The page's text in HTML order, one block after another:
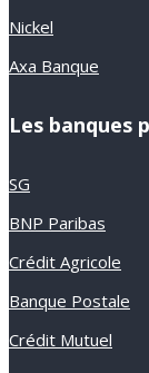
Nickel
Axa Banque
Les banques
SG
BNP Paribas
Crédit Agricole
Banque Postale
Crédit Mutuel